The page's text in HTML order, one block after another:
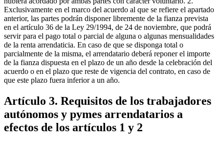
Exclusivamente en el marco del acuerdo al que se refiere el apartado
anterior, las partes podrán disponer libremente de la fianza prevista
en el artículo 36 de la Ley 29/1994, de 24 de noviembre, que podrá
servir para el pago total o parcial de alguna o algunas mensualidades
de la renta arrendaticia. En caso de que se disponga total o
parcialmente de la misma, el arrendatario deberá reponer el importe
de la fianza dispuesta en el plazo de un año desde la celebración del
acuerdo o en el plazo que reste de vigencia del contrato, en caso de
que este plazo fuera inferior a un año.
Artículo 3. Requisitos de los trabajadores
autónomos y pymes arrendatarios a
efectos de los artículos 1 y 2